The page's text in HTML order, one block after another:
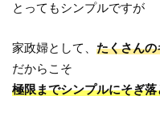
とってもシンプルですが
家政婦として、たくさん
だからこそ
極限までシンプルにそぎ